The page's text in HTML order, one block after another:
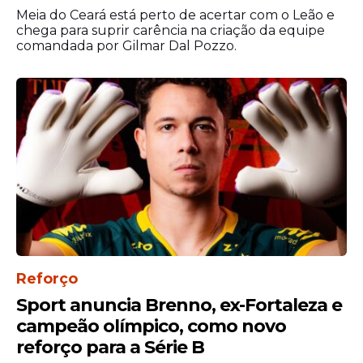
Meia do Ceará está perto de acertar com o Leão e
chega para suprir carência na criação da equipe
comandada por Gilmar Dal Pozzo.
Reforço
Sport anuncia Brenno, ex-Fortaleza e
campeão olímpico, como novo
reforço para a Série B